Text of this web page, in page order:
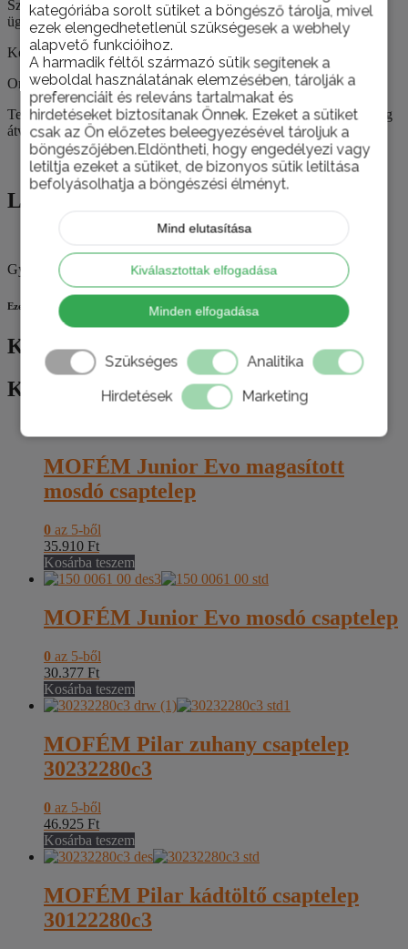
kategóriába sorolt sütiket a böngésző tárolja, mivel
ezek elengedhetetlenül szükségesek a webhely
alapvető funkcióihoz.
A harmadik féltől származó sütik segítenek a
weboldal használatának elemzésében, tárolják a
preferenciáit és releváns tartalmakat és
hirdetéseket biztosítanak Önnek. Ezeket a sütiket
csak az Ön előzetes beleegyezésével tároljuk a
böngészőjében.Eldöntheti, hogy engedélyezi vagy
letiltja ezeket a sütiket, de bizonyos sütik letiltása
befolyásolhatja a böngészési élményt.
Mind elutasítása
Kiválasztottak elfogadása
Minden elfogadása
Szükséges
Analitika
Hirdetések
Marketing
Szakértő
ügyfélszolgálat
Kérje építkezéséhez, felújításához szaktanácsadóink segítségét!
Országos házhoz szállítás
Termékeinket nemcsak személyesen, telephelyünkön van lehetőség
átvenni, hanem házhoz is szállítjuk szükség esetén.
Leírás
Leírás
Gyártó: HANSGROHE
Ezek is érdekelhetik
Kapcsolódó termékek
Kapcsolódó termékek
MOFÉM Junior Evo magasított
mosdó csaptelep
0 az 5-ből
35.910 Ft
Kosárba teszem
MOFÉM Junior Evo mosdó csaptelep
0 az 5-ből
30.377 Ft
Kosárba teszem
MOFÉM Pilar zuhany csaptelep
30232280c3
0 az 5-ből
46.925 Ft
Kosárba teszem
MOFÉM Pilar kádtöltő csaptelep
30122280c3